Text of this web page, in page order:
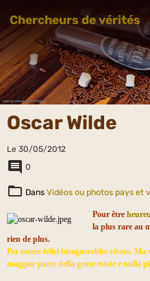
Chercheurs de vérités
Oscar Wilde
Le 30/05/2012
0
Dans Vidéos ou photos pays et
Pour être
la plus rare au
rien de plus.
Per essere felici bisognerebbe vivere.
maggior parte della gente esiste e nulla